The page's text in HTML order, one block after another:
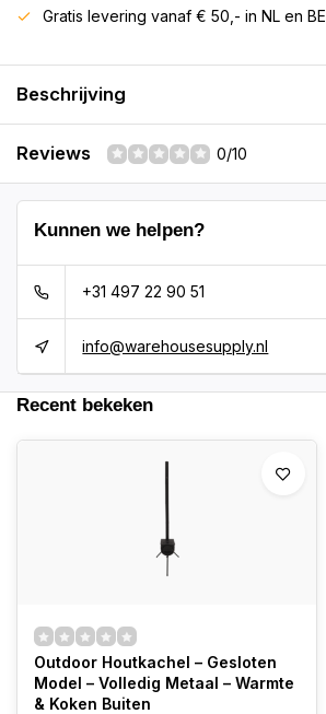
Gratis levering vanaf € 50,- in NL en BE
Beschrijving
Reviews 0/10
Kunnen we helpen?
+31 497 22 90 51
info@warehousesupply.nl
Recent bekeken
Outdoor Houtkachel – Gesloten
Model – Volledig Metaal – Warmte
& Koken Buiten